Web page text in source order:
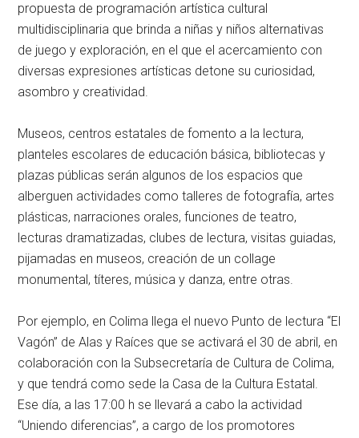
propuesta de programación artística cultural
multidisciplinaria que brinda a niñas y niños alternativas
de juego y exploración, en el que el acercamiento con
diversas expresiones artísticas detone su curiosidad,
asombro y creatividad.
Museos, centros estatales de fomento a la lectura,
planteles escolares de educación básica, bibliotecas y
plazas públicas serán algunos de los espacios que
alberguen actividades como talleres de fotografía, artes
plásticas, narraciones orales, funciones de teatro,
lecturas dramatizadas, clubes de lectura, visitas guiadas,
pijamadas en museos, creación de un collage
monumental, títeres, música y danza, entre otras.
Por ejemplo, en Colima llega el nuevo Punto de lectura “El
Vagón” de Alas y Raíces que se activará el 30 de abril, en
colaboración con la Subsecretaría de Cultura de Colima,
y que tendrá como sede la Casa de la Cultura Estatal.
Ese día, a las 17:00 h se llevará a cabo la actividad
“Uniendo diferencias”, a cargo de los promotores